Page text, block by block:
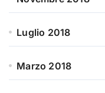
Luglio 2018
Marzo 2018